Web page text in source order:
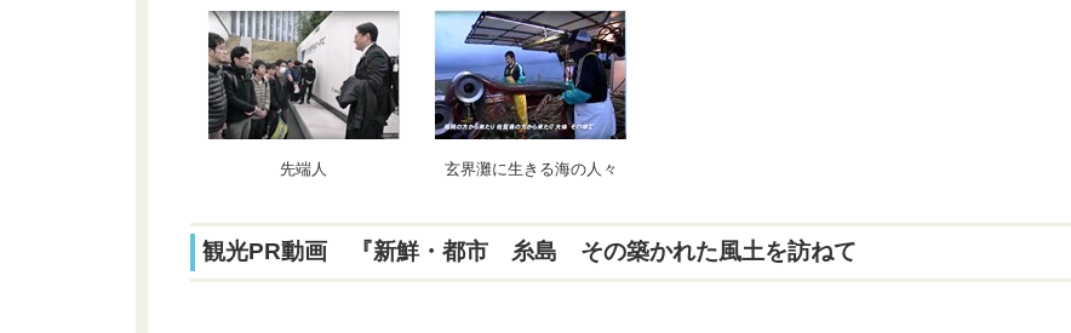
先端人 玄界灘に生きる海の人々
観光PR動画 『新鮮・都市 糸島 その築かれた風土を訪ねて